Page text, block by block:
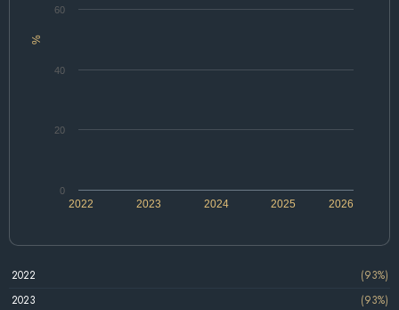
%
2022 2024 2026
2023 2025
0
20
40
60
2022
(93%)
2023
(93%)